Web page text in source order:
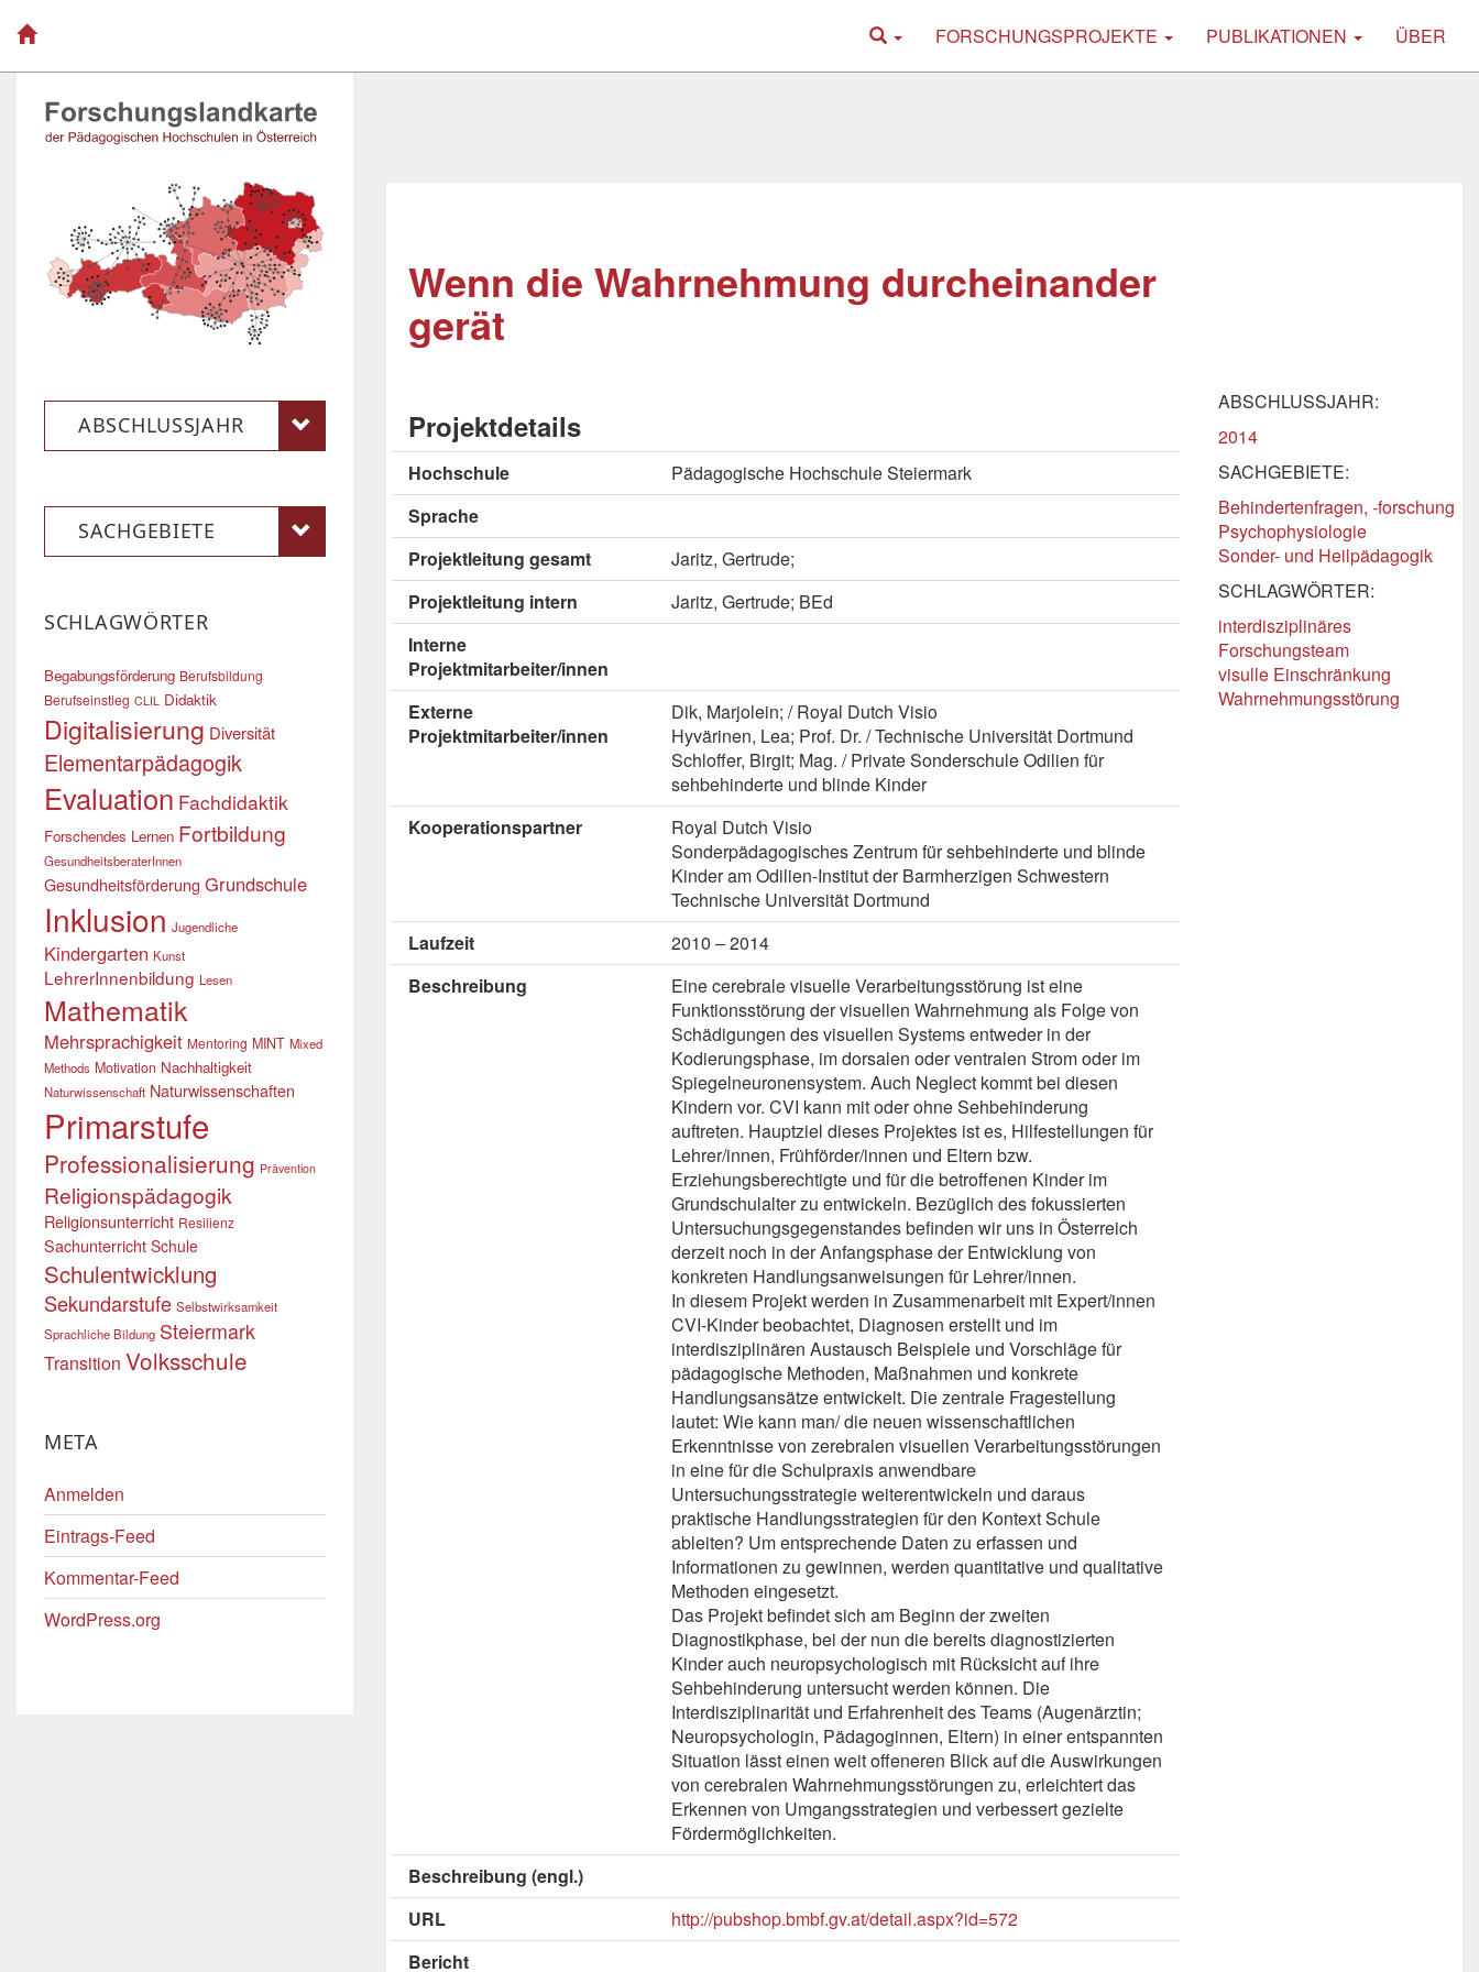
FORSCHUNGSPROJEKTE PUBLIKATIONEN ÜBER
Wenn die Wahrnehmung durcheinander
gerät
Projektdetails
Hochschule
Pädagogische Hochschule Steiermark
Sprache
Projektleitung gesamt
Jaritz, Gertrude;
Projektleitung intern
Jaritz, Gertrude; BEd
Interne
Projektmitarbeiter/innen
Externe
Projektmitarbeiter/innen
Dik, Marjolein; / Royal Dutch Visio
Hyvärinen, Lea; Prof. Dr. / Technische Universität Dortmund
Schloffer, Birgit; Mag. / Private Sonderschule Odilien für
sehbehinderte und blinde Kinder
Kooperationspartner
Royal Dutch Visio
Sonderpädagogisches Zentrum für sehbehinderte und blinde
Kinder am Odilien-Institut der Barmherzigen Schwestern
Technische Universität Dortmund
Laufzeit
2010 – 2014
Beschreibung
Eine cerebrale visuelle Verarbeitungsstörung ist eine
Funktionsstörung der visuellen Wahrnehmung als Folge von
Schädigungen des visuellen Systems entweder in der
Kodierungsphase, im dorsalen oder ventralen Strom oder im
Spiegelneuronensystem. Auch Neglect kommt bei diesen
Kindern vor. CVI kann mit oder ohne Sehbehinderung
auftreten. Hauptziel dieses Projektes ist es, Hilfestellungen für
Lehrer/innen, Frühförder/innen und Eltern bzw.
Erziehungsberechtigte und für die betroffenen Kinder im
Grundschulalter zu entwickeln. Bezüglich des fokussierten
Untersuchungsgegenstandes befinden wir uns in Österreich
derzeit noch in der Anfangsphase der Entwicklung von
konkreten Handlungsanweisungen für Lehrer/innen.
In diesem Projekt werden in Zusammenarbeit mit Expert/innen
CVI-Kinder beobachtet, Diagnosen erstellt und im
interdisziplinären Austausch Beispiele und Vorschläge für
pädagogische Methoden, Maßnahmen und konkrete
Handlungsansätze entwickelt. Die zentrale Fragestellung
lautet: Wie kann man/ die neuen wissenschaftlichen
Erkenntnisse von zerebralen visuellen Verarbeitungsstörungen
in eine für die Schulpraxis anwendbare
Untersuchungsstrategie weiterentwickeln und daraus
praktische Handlungsstrategien für den Kontext Schule
ableiten? Um entsprechende Daten zu erfassen und
Informationen zu gewinnen, werden quantitative und qualitative
Methoden eingesetzt.
Das Projekt befindet sich am Beginn der zweiten
Diagnostikphase, bei der nun die bereits diagnostizierten
Kinder auch neuropsychologisch mit Rücksicht auf ihre
Sehbehinderung untersucht werden können. Die
Interdisziplinarität und Erfahrenheit des Teams (Augenärztin;
Neuropsychologin, Pädagoginnen, Eltern) in einer entspannten
Situation lässt einen weit offeneren Blick auf die Auswirkungen
von cerebralen Wahrnehmungsstörungen zu, erleichtert das
Erkennen von Umgangsstrategien und verbessert gezielte
Fördermöglichkeiten.
Beschreibung (engl.)
URL
http://pubshop.bmbf.gv.at/detail.aspx?id=572
Bericht
ABSCHLUSSJAHR:
2014
SACHGEBIETE:
Behindertenfragen, -forschung
Psychophysiologie
Sonder- und Heilpädagogik
SCHLAGWÖRTER:
interdisziplinäres
Forschungsteam
visulle Einschränkung
Wahrnehmungsstörung
ABSCHLUSSJAHR
SACHGEBIETE
SCHLAGWÖRTER
Begabungsförderung Berufsbildung
Berufseinstieg CLIL Didaktik
Digitalisierung Diversität
Elementarpädagogik
Evaluation Fachdidaktik
Forschendes Lernen Fortbildung
GesundheitsberaterInnen
Gesundheitsförderung Grundschule
Inklusion Jugendliche
Kindergarten Kunst
LehrerInnenbildung Lesen
Mathematik
Mehrsprachigkeit Mentoring MINT Mixed
Methods Motivation Nachhaltigkeit
Naturwissenschaft Naturwissenschaften
Primarstufe
Professionalisierung Prävention
Religionspädagogik
Religionsunterricht Resilienz
Sachunterricht Schule
Schulentwicklung
Sekundarstufe Selbstwirksamkeit
Sprachliche Bildung Steiermark
Transition Volksschule
META
Anmelden
Eintrags-Feed
Kommentar-Feed
WordPress.org